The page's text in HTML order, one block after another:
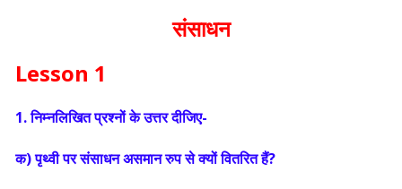
संसाधन
Lesson 1
1. निम्नलिखित प्रश्नों के उत्तर दीजिए-
क) पृथ्वी पर संसाधन असमान रुप से क्यों वितरित हैं?